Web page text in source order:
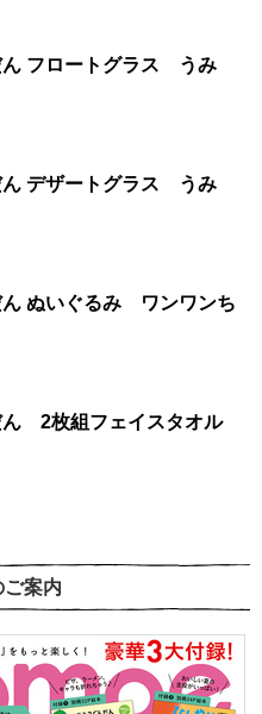
ノラネコぐんだん フロートグラス うみ
ノラネコぐんだん デザートグラス うみ
ん ぬいぐるみ ワンワンち
ん 2枚組フェイスタオル
案内